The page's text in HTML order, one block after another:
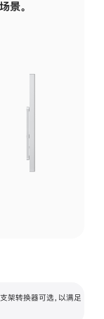
景。
转换器可选，以满足